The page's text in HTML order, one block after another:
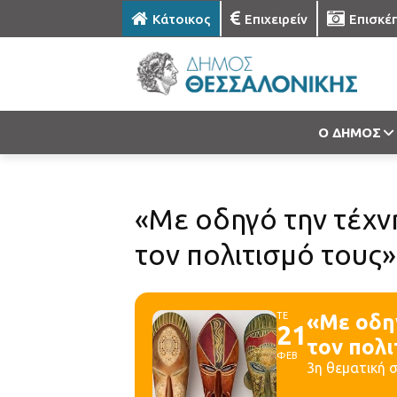
Κάτοικος Επιχειρείν
Ο ΔΗΜΟΣ
«Με οδηγό την
τον πολιτισμό
ΤΕ
21
ΦΕΒ
«Με
τον
3η θεματική